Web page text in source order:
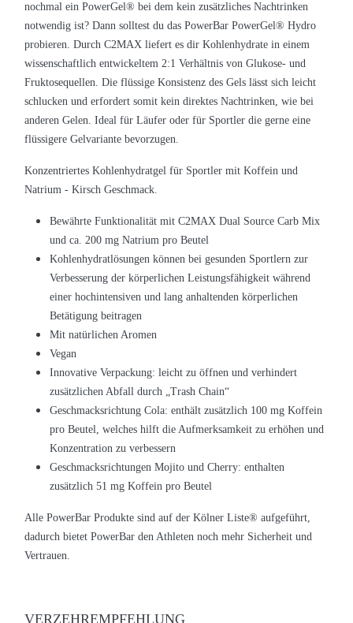
nochmal ein PowerGel® bei dem kein zusätzliches Nachtrinken
notwendig ist? Dann solltest du das PowerBar PowerGel® Hydro
probieren. Durch C2MAX liefert es dir Kohlenhydrate in einem
wissenschaftlich entwickeltem 2:1 Verhältnis von Glukose- und
Fruktosequellen. Die flüssige Konsistenz des Gels lässt sich leicht
schlucken und erfordert somit kein direktes Nachtrinken, wie bei
anderen Gelen. Ideal für Läufer oder für Sportler die gerne eine
flüssigere Gelvariante bevorzugen.
Konzentriertes Kohlenhydratgel für Sportler mit Koffein und
Natrium - Kirsch Geschmack.
Bewährte Funktionalität mit C2MAX Dual Source Carb Mix
und ca. 200 mg Natrium pro Beutel
Kohlenhydratlösungen können bei gesunden Sportlern zur
Verbesserung der körperlichen Leistungsfähigkeit während
einer hochintensiven und lang anhaltenden körperlichen
Betätigung beitragen
Mit natürlichen Aromen
Vegan
Innovative Verpackung: leicht zu öffnen und verhindert
zusätzlichen Abfall durch „Trash Chain“
Geschmacksrichtung Cola: enthält zusätzlich 100 mg Koffein
pro Beutel, welches hilft die Aufmerksamkeit zu erhöhen und
Konzentration zu verbessern
Geschmacksrichtungen Mojito und Cherry: enthalten
zusätzlich 51 mg Koffein pro Beutel
Alle PowerBar Produkte sind auf der Kölner Liste® aufgeführt,
dadurch bietet PowerBar den Athleten noch mehr Sicherheit und
Vertrauen.
VERZEHREMPFEHLUNG